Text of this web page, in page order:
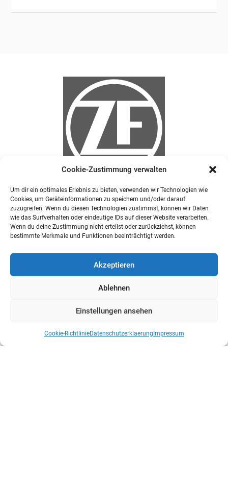
Cookie-Zustimmung verwalten
Um dir ein optimales Erlebnis zu bieten, verwenden wir Technologien wie
Cookies, um Geräteinformationen zu speichern und/oder darauf
zuzugreifen. Wenn du diesen Technologien zustimmst, können wir Daten
wie das Surfverhalten oder eindeutige IDs auf dieser Website verarbeiten.
Wenn du deine Zustimmung nicht erteilst oder zurückziehst, können
bestimmte Merkmale und Funktionen beeinträchtigt werden.
Akzeptieren
Ablehnen
Einstellungen ansehen
Cookie-RichtlinieDatenschutzerklaerung Impressum